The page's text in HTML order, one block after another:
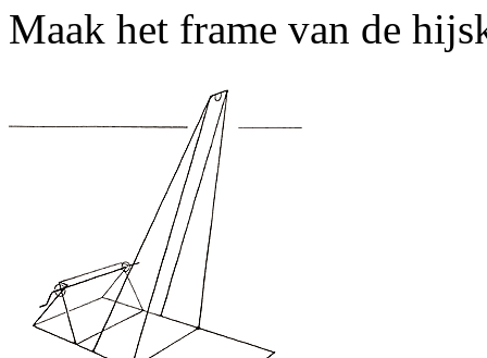
Maak het frame van de